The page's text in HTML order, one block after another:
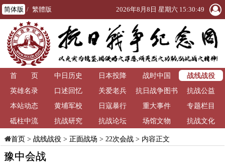
简体版 / 繁體版 2026年8月8日 星期六 15:30:51
首 页 中日历史 日本投降 战时中国
战线战役
英雄名录
口述回忆 关爱老兵
抗日战争图书
馆
抗战公益
本站动态
黄埔军校 日寇暴行 重大事件
专题栏目
砥柱中流
抗战研究 抗战论坛 场馆文物 抗战文化
首页> 战线战役> 正面战场 > 22次会战> 内容正文
豫中会战